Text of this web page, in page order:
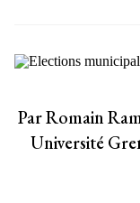
Par Romain
Université